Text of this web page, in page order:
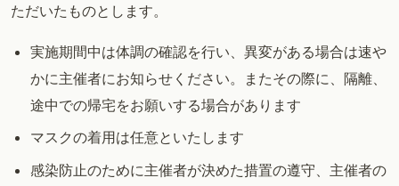
ただいたものとします。
実施期間中は体調の確認を行い、異変がある場合は速や
かに主催者にお知らせください。またその際に、隔離、
途中での帰宅をお願いする場合があります
マスクの着用は任意といたします
感染防止のために主催者が決めた措置の遵守、主催者の